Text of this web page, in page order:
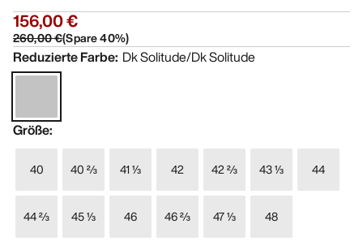
156,00 €
260,00 €(Spare40%)
Reduzierte Farbe: Dk Solitude/Dk Solitude
Größe:
40 40 ⅔ 41 ⅓ 42 42 ⅔ 43 ⅓ 44
44 ⅔ 45 ⅓ 46 46 ⅔ 47 ⅓
48